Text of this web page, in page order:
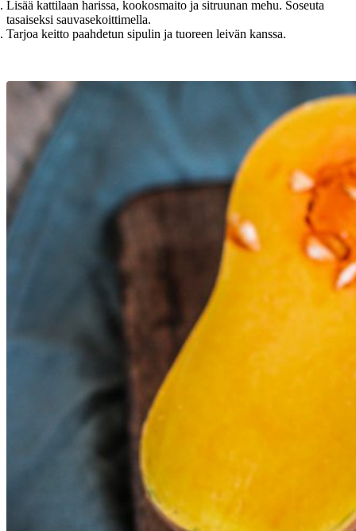
Lisää kattilaan harissa, kookosmaito ja sitruunan mehu. Soseuta
tasaiseksi sauvasekoittimella.
Tarjoa keitto paahdetun sipulin ja tuoreen leivän kanssa.